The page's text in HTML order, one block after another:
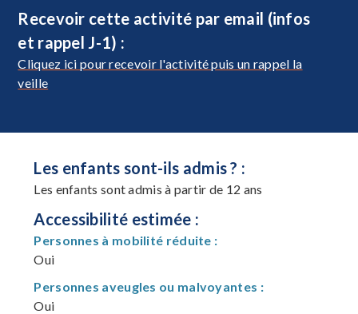
Recevoir cette activité par email (infos
et rappel J-1) :
Cliquez ici pour recevoir l'activité puis un rappel la
veille
Les enfants sont-ils admis ? :
Les enfants sont admis à partir de 12 ans
Accessibilité estimée :
Personnes à mobilité réduite :
Oui
Personnes aveugles ou malvoyantes :
Oui